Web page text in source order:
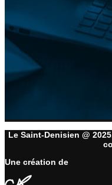
Le Saint-Denisien @
Une création de